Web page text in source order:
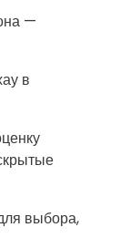
—
в
выбора,